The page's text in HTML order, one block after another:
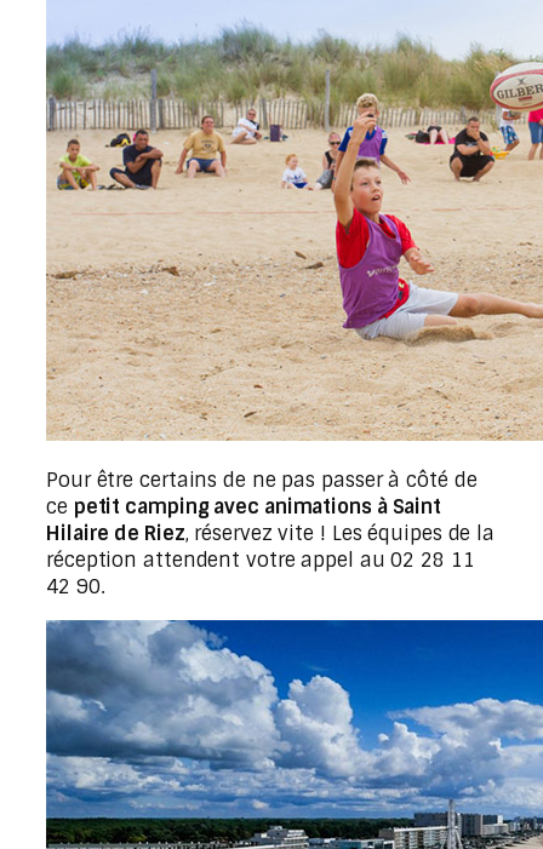
Pour être certains de ne pas passer à côté de
ce petit camping avec animations à Saint
Hilaire de Riez, réservez vite ! Les équipes de la
réception attendent votre appel au 02 28 11
42 90.